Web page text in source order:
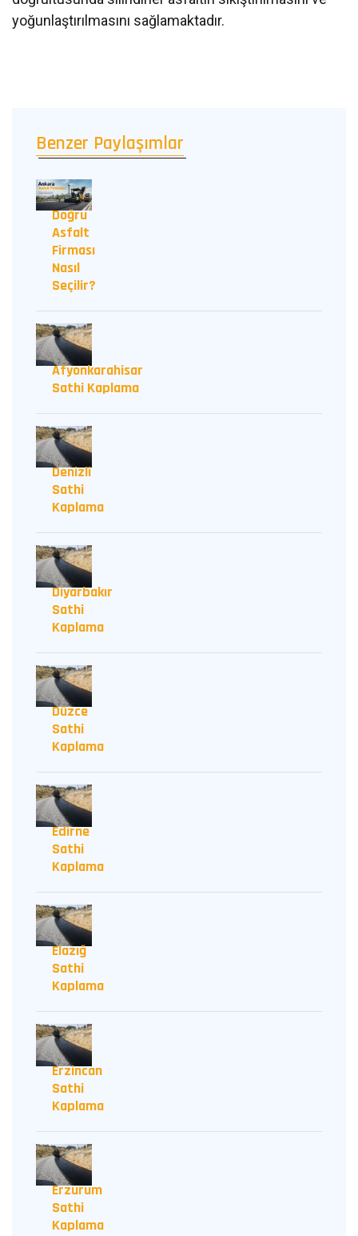
Benzer Paylaşımlar
Doğru
Asfalt
Firması
Nasıl
Seçilir?
Afyonkarahisar
Sathi Kaplama
Denizli
Sathi
Kaplama
Diyarbakır
Sathi
Kaplama
Düzce
Sathi
Kaplama
Edirne
Sathi
Kaplama
Elazığ
Sathi
Kaplama
Erzincan
Sathi
Kaplama
Erzurum
Sathi
Kaplama
yoğunlaştırılmasını sağlamaktadır.